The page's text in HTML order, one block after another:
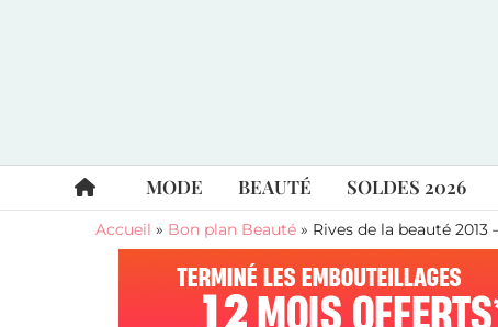
MODE BEAUTÉ SOLDES 2026
Accueil » Bon plan Beauté » Rives de la beauté 2013